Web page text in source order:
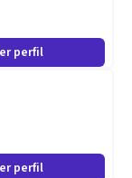
perfil
perfil